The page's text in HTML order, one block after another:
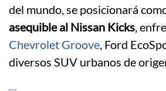
del mundo, se posicionará
asequible al Nissan Kicks,
Chevrolet Groove, Ford
diversos SUV urbanos de